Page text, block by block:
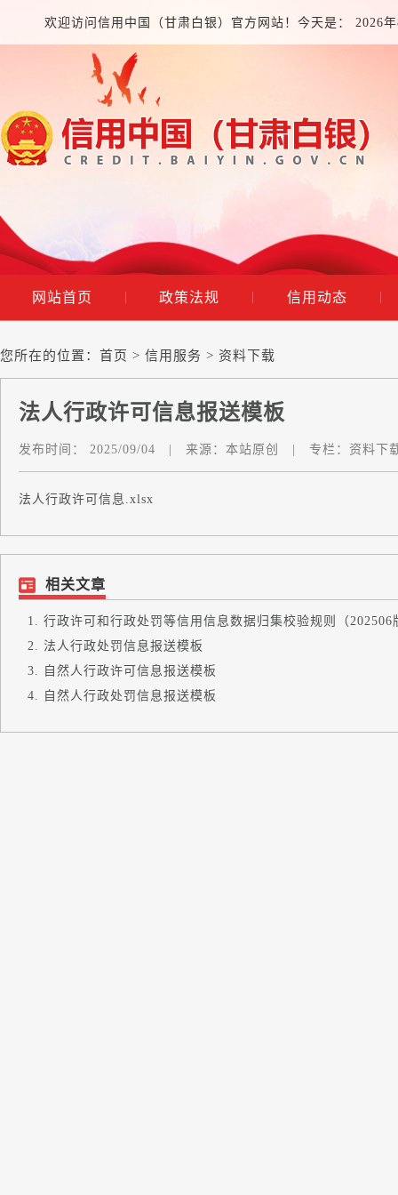
欢迎访问信用中国（甘肃白银）官方网站！今天是： 2026
网站首页 政策法规 信用动态
您所在的位置： 首页 > 信用服务 > 资料下载
法人行政许可信息报送模板
发布时间： 2025/09/04 来源： 本站原创 专栏： 资料下
法人行政许可信息.xlsx
相关文章
行政许可和行政处罚等信用信息数据归集校验规则（202506
法人行政处罚信息报送模板
自然人行政许可信息报送模板
自然人行政处罚信息报送模板